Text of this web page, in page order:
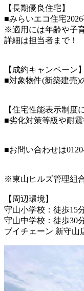
【長期優良住宅】
■みらいエコ住宅
※適用には年齢や子
詳細は担当者まで！
【成約キャンペーン】
■対象物件(新築建売)
【住宅性能表示制度
■劣化対策等級や耐
■お問い合わせは
※東山ヒルズ管理組
【周辺環境】
守山小学校：徒歩15
守山中学校：徒歩30
ブイチェーン 新守山